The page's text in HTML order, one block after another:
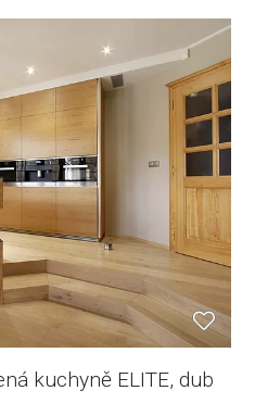
kuchyně ELITE, dub